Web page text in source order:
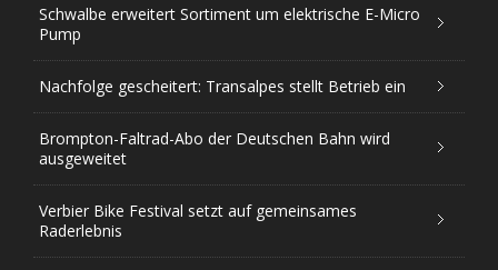
Schwalbe erweitert Sortiment um elektrische E-Micro
Pump
Nachfolge gescheitert: Transalpes stellt Betrieb ein
Brompton-Faltrad-Abo der Deutschen Bahn wird
ausgeweitet
Verbier Bike Festival setzt auf gemeinsames
Raderlebnis